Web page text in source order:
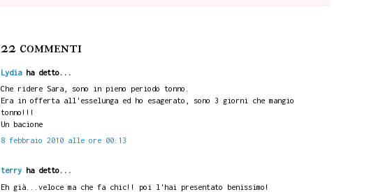
22 commenti
Lydiaha detto...
Che ridere Sara, sono in pieno periodo tonno.
Era in offerta all'esselunga ed ho esagerato, sono 3 giorni che mangio
tonno!!!
Un bacione
8 febbraio 2010 alle ore 00:13
terryha detto...
Eh già...veloce ma che fa chic!! poi l'hai presentato benissimo!